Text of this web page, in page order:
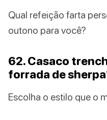
Qual refeição farta
outono para você?
62. Casaco
forrada de
Escolha o estilo que o